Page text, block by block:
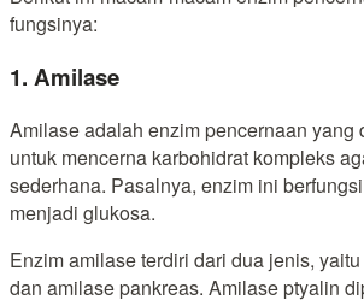
fungsinya:
1. Amilase
Amilase adalah enzim pencernaan yang
untuk mencerna karbohidrat kompleks
sederhana. Pasalnya, enzim ini
menjadi glukosa.
Enzim amilase terdiri dari dua jenis,
dan amilase pankreas. Amilase ptyalin